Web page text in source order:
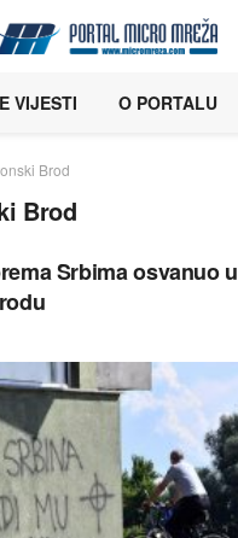
VIJESTI O PORTALU
Brod
Brod
Srbima osvanuo u